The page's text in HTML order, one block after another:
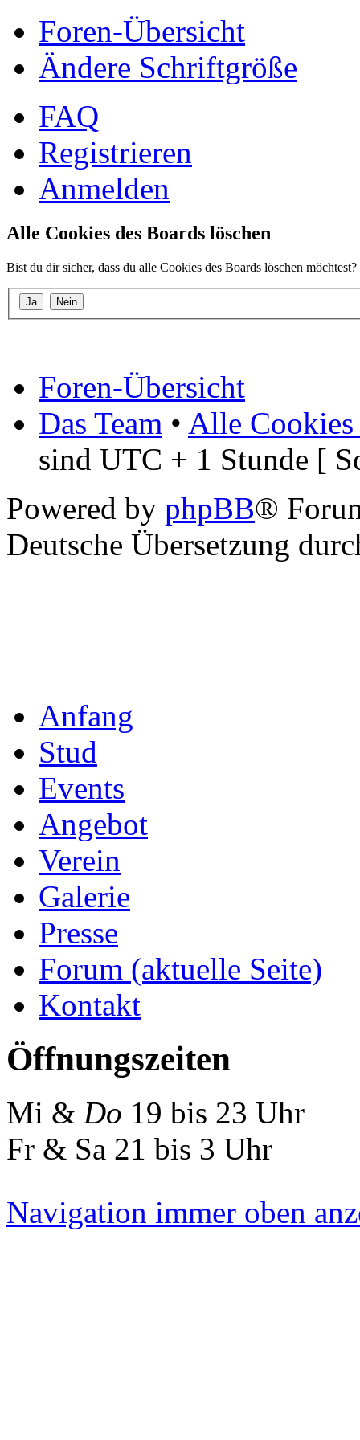
Foren-Übersicht
Ändere Schriftgröße
FAQ
Registrieren
Anmelden
Alle Cookies des Boards löschen
Bist du dir sicher, dass du alle Cookies des Boards löschen möchtest?
Foren-Übersicht
Das Team • Alle Cookies
sind UTC + 1 Stunde [
Powered by phpBB®
Deutsche Übersetzung
Anfang
Stud
Events
Angebot
Verein
Galerie
Presse
Forum (aktuelle Seite)
Kontakt
Öffnungszeiten
Mi & Do
19 bis 23 Uhr
Fr & Sa 21 bis 3 Uhr